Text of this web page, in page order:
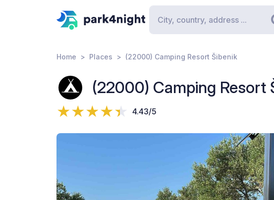
Home Places (22000) Camping Resort Šibenik
(22000) Camping Resort
4.43/5